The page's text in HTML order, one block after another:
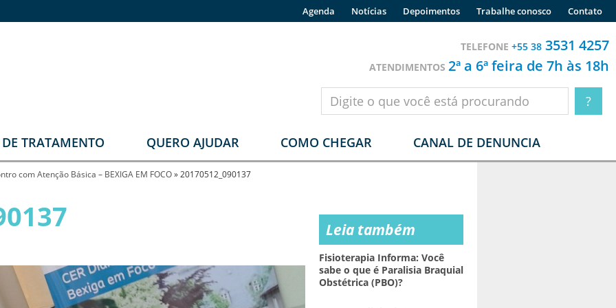
Agenda Notícias Depoimentos Trabalhe conosco Contato
TELEFONE +55 38 3531 4257
ATENDIMENTOS 2ª a 6ª feira de 7h às 18h
Reabilitação
Urológica
DE TRATAMENTO QUERO AJUDAR
Faça sua doação
COMO CHEGAR CANAL DE DENUNCIA
com Atenção Básica – BEXIGA EM FOCO»20170512_090137
Leia também
Fisioterapia Informa: Você
sabe o que é Paralisia Braquial
Obstétrica (PBO)?